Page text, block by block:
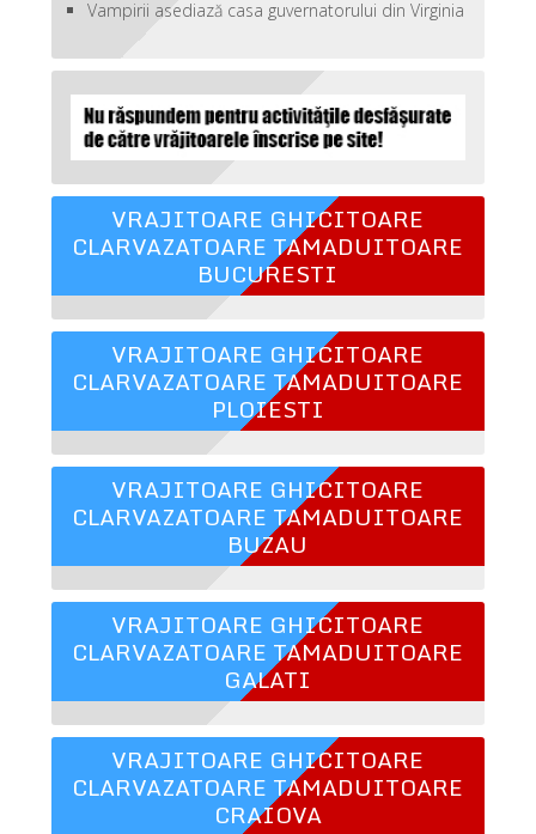
Vampirii asediază casa guvernatorului din Virginia
VRAJITOARE GHICITOARE
CLARVAZATOARE TAMADUITOARE
BUCURESTI
VRAJITOARE GHICITOARE
CLARVAZATOARE TAMADUITOARE
PLOIESTI
VRAJITOARE GHICITOARE
CLARVAZATOARE TAMADUITOARE
BUZAU
VRAJITOARE GHICITOARE
CLARVAZATOARE TAMADUITOARE
GALATI
VRAJITOARE GHICITOARE
CLARVAZATOARE TAMADUITOARE
CRAIOVA